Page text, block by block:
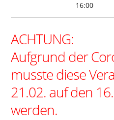
16:00
ACHTUNG:
Aufgrund der
musste diese
21.02. auf den
werden.